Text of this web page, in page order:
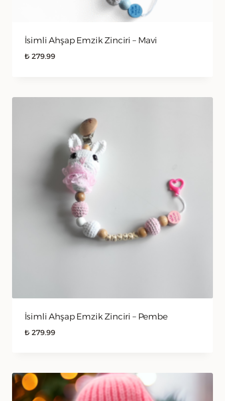
İsimli Ahşap Emzik Zinciri – Mavi
₺279.99
İsimli Ahşap Emzik Zinciri – Pembe
₺279.99